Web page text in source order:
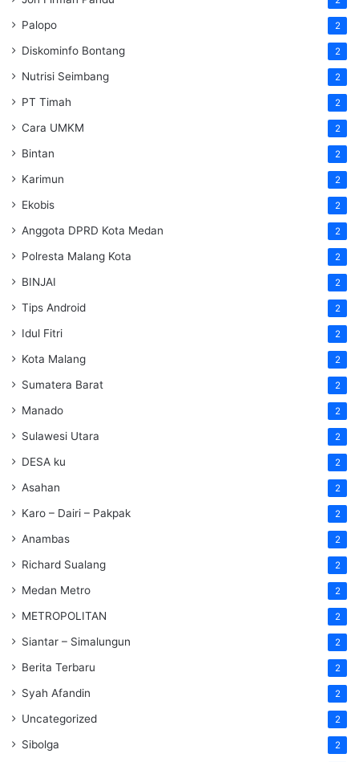
Palopo 2
Diskominfo Bontang 2
Nutrisi Seimbang 2
PT Timah 2
Cara UMKM 2
Bintan 2
Karimun 2
Ekobis 2
Anggota DPRD Kota Medan 2
Polresta Malang Kota 2
BINJAI 2
Tips Android 2
Idul Fitri 2
Kota Malang 2
Sumatera Barat 2
Manado 2
Sulawesi Utara 2
DESA ku 2
Asahan 2
Karo – Dairi – Pakpak 2
Anambas 2
Richard Sualang 2
Medan Metro 2
METROPOLITAN 2
Siantar – Simalungun 2
Berita Terbaru 2
Syah Afandin 2
Uncategorized 2
Sibolga 2